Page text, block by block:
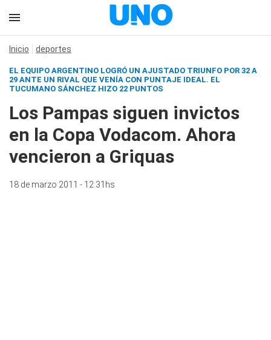
Inicio deportes
EL EQUIPO ARGENTINO LOGRÓ UN AJUSTADO TRIUNFO POR 32 A
29 ANTE UN RIVAL QUE VENÍA CON PUNTAJE IDEAL. EL
TUCUMANO SÁNCHEZ HIZO 22 PUNTOS
Los Pampas siguen invictos
en la Copa Vodacom. Ahora
vencieron a Griquas
18 de marzo 2011 - 12:31hs